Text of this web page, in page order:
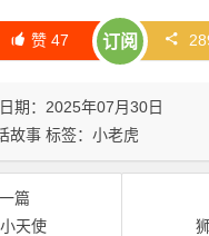
赞47 订阅
期：2025年07月30日
故事 标签：小老虎
篇
天使